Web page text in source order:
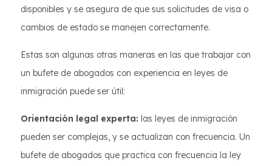
disponibles y se asegura de que sus solicitudes de visa o
cambios de estado se manejen correctamente.
Estas son algunas otras maneras en las que trabajar con
un bufete de abogados con experiencia en leyes de
inmigración puede ser útil:
Orientación legal experta: las leyes de inmigración
pueden ser complejas, y se actualizan con frecuencia. Un
bufete de abogados que practica con frecuencia la ley